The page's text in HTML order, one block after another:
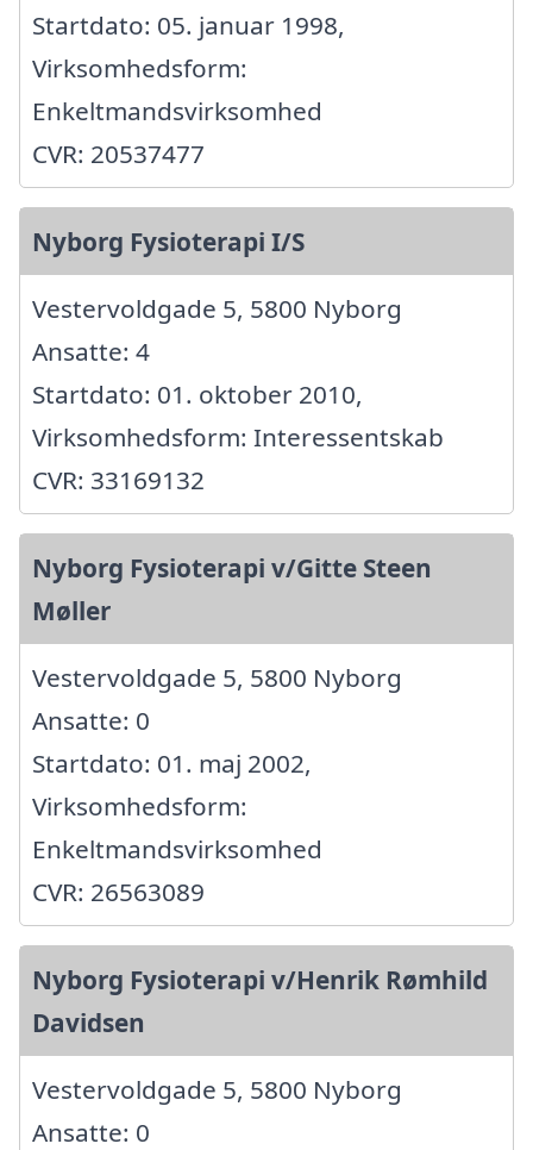
Startdato: 05. januar 1998,
Virksomhedsform:
Enkeltmandsvirksomhed
CVR: 20537477
Nyborg Fysioterapi I/S
Vestervoldgade 5, 5800 Nyborg
Ansatte: 4
Startdato: 01. oktober 2010,
Virksomhedsform: Interessentskab
CVR: 33169132
Nyborg Fysioterapi v/Gitte Steen
Møller
Vestervoldgade 5, 5800 Nyborg
Ansatte: 0
Startdato: 01. maj 2002,
Virksomhedsform:
Enkeltmandsvirksomhed
CVR: 26563089
Nyborg Fysioterapi v/Henrik Rømhild
Davidsen
Vestervoldgade 5, 5800 Nyborg
Ansatte: 0